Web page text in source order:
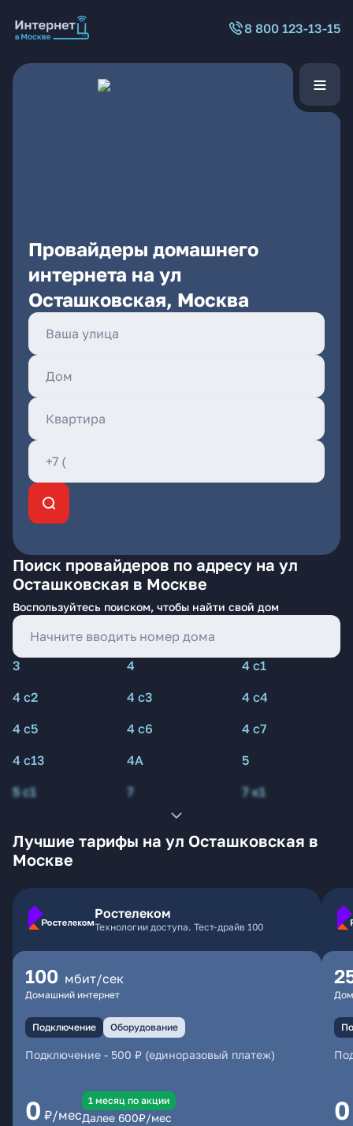
8 800 123-13-15
Провайдеры домашнего
интернета на ул
Осташковская, Москва
Поиск провайдеров по адресу на ул
Осташковская в Москве
Воспользуйтесь поиском, чтобы найти свой дом
3 4
4 с1
4 с2
4 с3
4 с4
4 с5
4 с6
4 с7
4 с13
4А
5
5 с1
7 7 к1
Лучшие тарифы на ул Осташковская в
Москве
Ростелеком
Технологии доступа. Тест-драйв 100
100 мбит/сек
Домашний интернет
Подключение Оборудование
Подключение - 500 ₽ (единоразовый платеж)
0 ₽/мес
1 месяц по акции
Далее 600₽/мес 0